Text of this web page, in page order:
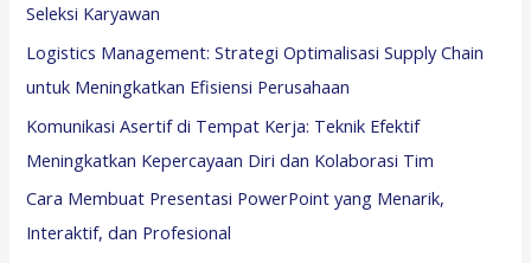
Seleksi Karyawan
Logistics Management: Strategi Optimalisasi Supply Chain
untuk Meningkatkan Efisiensi Perusahaan
Komunikasi Asertif di Tempat Kerja: Teknik Efektif
Meningkatkan Kepercayaan Diri dan Kolaborasi Tim
Cara Membuat Presentasi PowerPoint yang Menarik,
Interaktif, dan Profesional